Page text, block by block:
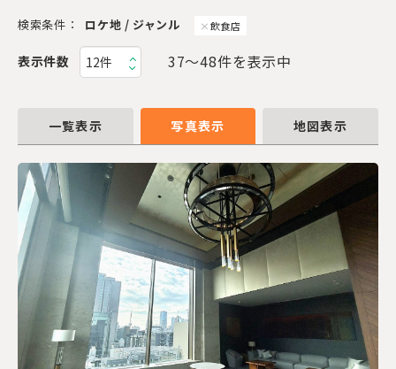
検索条件： ロケ地 / ジャンル 飲食店
表示件数 37〜48件を表示中
一覧表示 写真表示 地図表示